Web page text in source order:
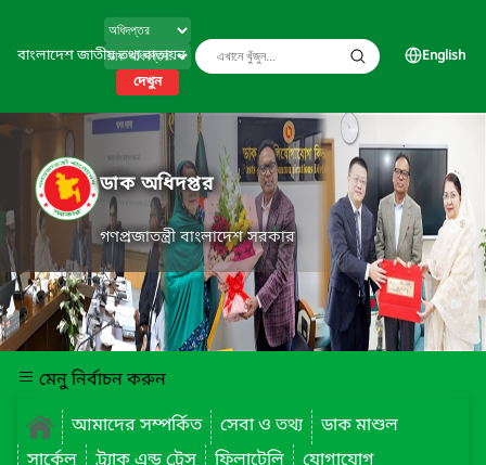
বাংলাদেশ জাতীয় তথ্য বাতায়ন
দেখুন
English
ডাক অধিদপ্তর
গণপ্রজাতন্ত্রী বাংলাদেশ সরকার
মেনু নির্বাচন করুন
আমাদের সম্পর্কিত
সেবা ও তথ্য
ডাক মাশুল